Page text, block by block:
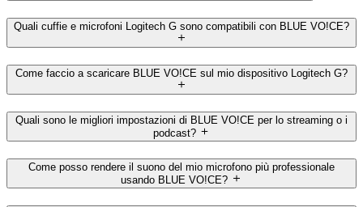
Quali cuffie e microfoni Logitech G sono compatibili con BLUE VO!CE?
Come faccio a scaricare BLUE VO!CE sul mio dispositivo Logitech G?
Quali sono le migliori impostazioni di BLUE VO!CE per lo streaming o i
podcast?
Come posso rendere il suono del mio microfono più professionale
usando BLUE VO!CE?